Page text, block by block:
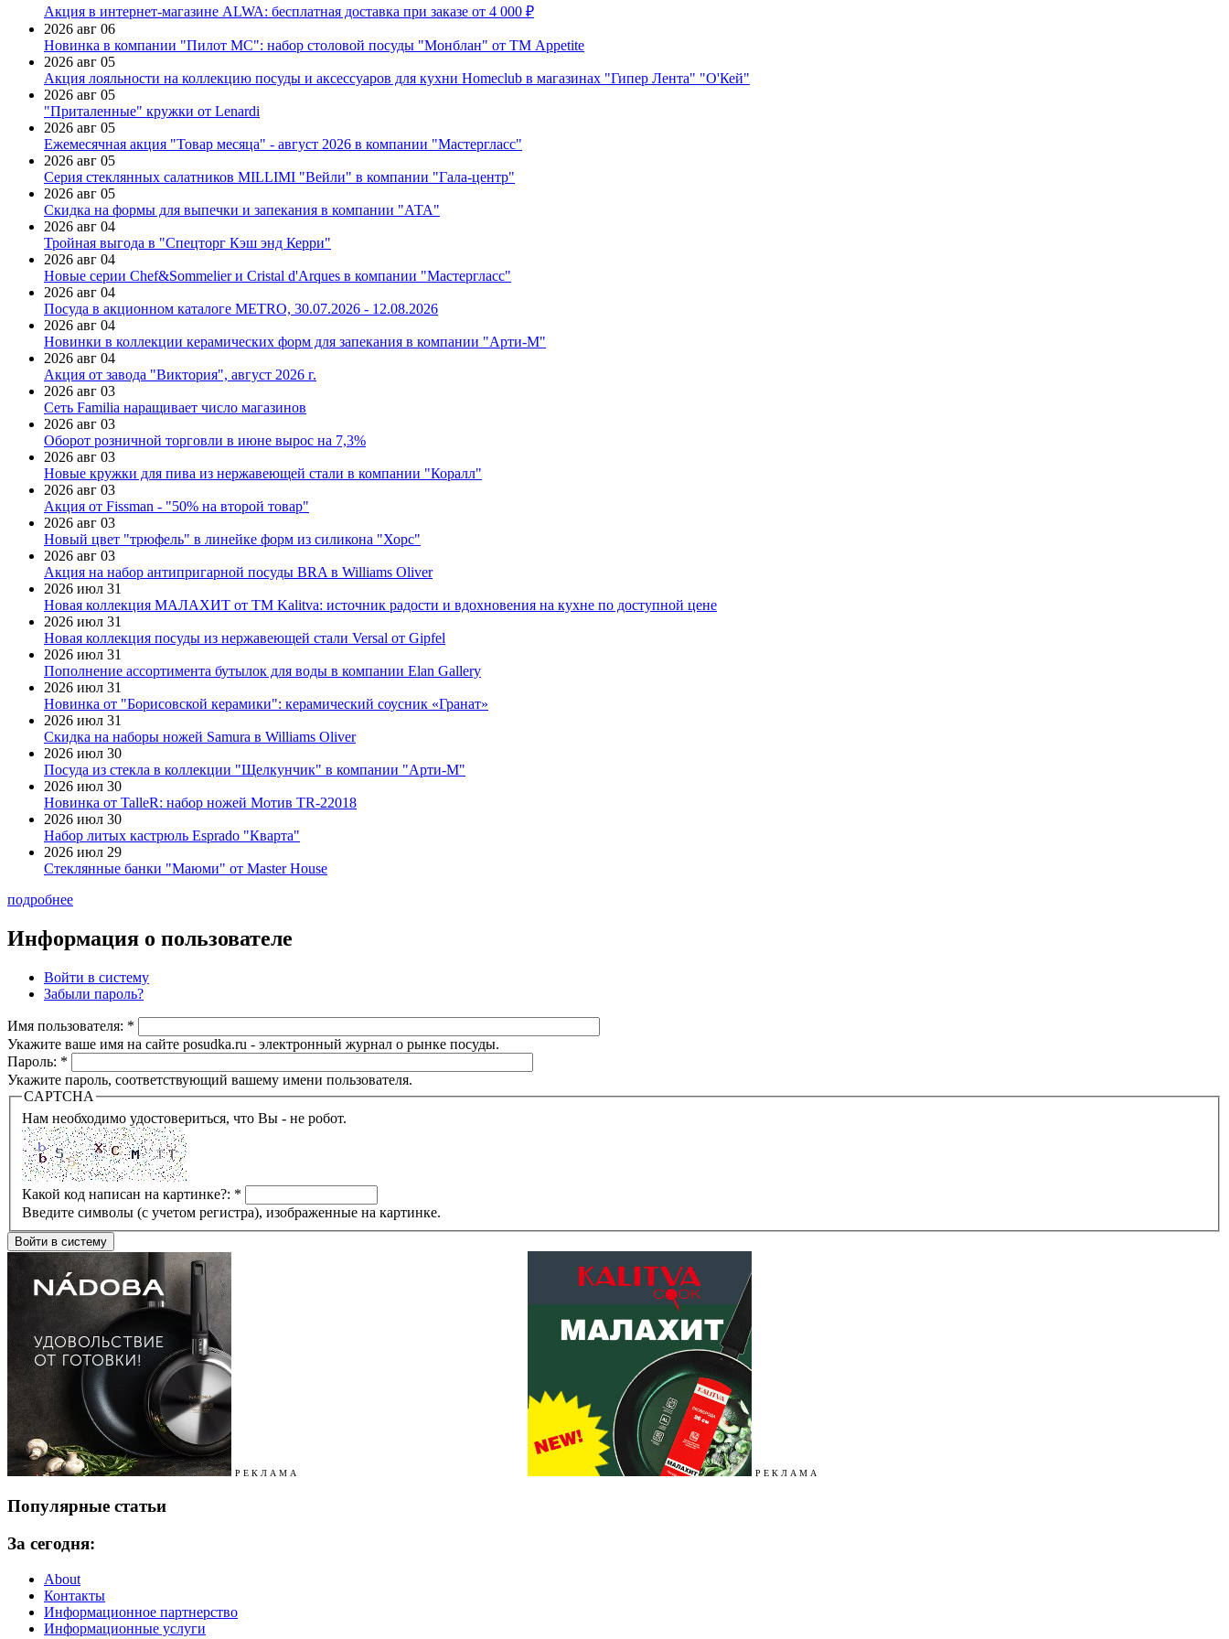
Акция в интернет-магазине ALWA: бесплатная доставка при заказе от 4 000 ₽
2026 авг 06
Новинка в компании "Пилот МС": набор столовой посуды "Монблан" от ТМ Appetite
2026 авг 05
Акция лояльности на коллекцию посуды и аксессуаров для кухни Homeclub в магазинах "Гипер Лента" "О'Кей"
2026 авг 05
"Приталенные" кружки от Lenardi
2026 авг 05
Ежемесячная акция "Товар месяца" - август 2026 в компании "Мастергласс"
2026 авг 05
Серия стеклянных салатников MILLIMI "Вейли" в компании "Гала-центр"
2026 авг 05
Скидка на формы для выпечки и запекания в компании "АТА"
2026 авг 04
Тройная выгода в "Спецторг Кэш энд Керри"
2026 авг 04
Новые серии Chef&Sommelier и Cristal d'Arques в компании "Мастергласс"
2026 авг 04
Посуда в акционном каталоге METRO, 30.07.2026 - 12.08.2026
2026 авг 04
Новинки в коллекции керамических форм для запекания в компании "Арти-М"
2026 авг 04
Акция от завода "Виктория", август 2026 г.
2026 авг 03
Сеть Familia наращивает число магазинов
2026 авг 03
Оборот розничной торговли в июне вырос на 7,3%
2026 авг 03
Новые кружки для пива из нержавеющей стали в компании "Коралл"
2026 авг 03
Акция от Fissman - "50% на второй товар"
2026 авг 03
Новый цвет "трюфель" в линейке форм из силикона "Хорс"
2026 авг 03
Акция на набор антипригарной посуды BRA в Williams Oliver
2026 июл 31
Новая коллекция МАЛАХИТ от ТМ Kalitva: источник радости и вдохновения на кухне по доступной цене
2026 июл 31
Новая коллекция посуды из нержавеющей стали Versal от Gipfel
2026 июл 31
Пополнение ассортимента бутылок для воды в компании Elan Gallery
2026 июл 31
Новинка от "Борисовской керамики": керамический соусник «Гранат»
2026 июл 31
Скидка на наборы ножей Samura в Williams Oliver
2026 июл 30
Посуда из стекла в коллекции "Щелкунчик" в компании "Арти-М"
2026 июл 30
Новинка от TalleR: набор ножей Мотив TR-22018
2026 июл 30
Набор литых кастрюль Esprado "Кварта"
2026 июл 29
Стеклянные банки "Маюми" от Master House
подробнее
Информация о пользователе
Войти в систему
Забыли пароль?
Имя пользователя: *
Укажите ваше имя на сайте posudka.ru - электронный журнал о рынке посуды.
Пароль: *
Укажите пароль, соответствующий вашему имени пользователя.
CAPTCHA
Нам необходимо удостовериться, что Вы - не робот.
Какой код написан на картинке?: *
Введите символы (с учетом регистра), изображенные на картинке.
Р Е К Л А М А Р Е К Л А М А
Популярные статьи
За сегодня:
About
Контакты
Информационное партнерство
Информационные услуги